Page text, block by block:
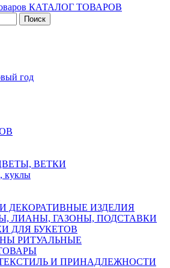
КАТАЛОГ ТОВАРОВ
год
ВЕТКИ
куклы
ДЕКОРАТИВНЫЕ ИЗДЕЛИЯ
ЛИАНЫ, ГАЗОНЫ, ПОДСТАВКИ
ДЛЯ БУКЕТОВ
РИТУАЛЬНЫЕ
И ПРИНАДЛЕЖНОСТИ